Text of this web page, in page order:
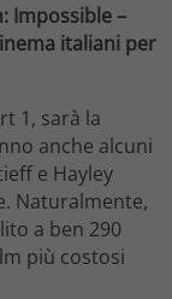
Impossible –
italiani per
1, sarà la
anche alcuni
e Hayley
Naturalmente,
a ben 290
più costosi